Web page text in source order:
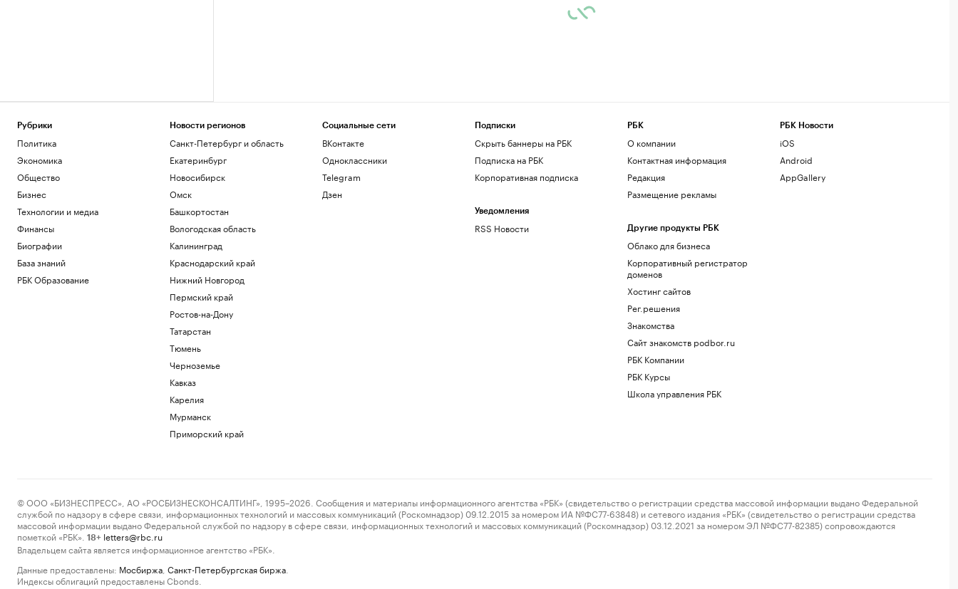
Рубрики
Политика
Экономика
Общество
Бизнес
Технологии и медиа
Финансы
Биографии
База знаний
РБК Образование
Новости регионов
Санкт-Петербург и область
Екатеринбург
Новосибирск
Омск
Башкортостан
Вологодская область
Калининград
Краснодарский край
Нижний Новгород
Пермский край
Ростов-на-Дону
Татарстан
Тюмень
Черноземье
Кавказ
Карелия
Мурманск
Приморский край
Социальные сети
ВКонтакте
Одноклассники
Telegram
Дзен
Подписки
Скрыть баннеры на РБК
Подписка на РБК
Корпоративная подписка
Уведомления
RSS Новости
РБК
О компании
Контактная информация
Редакция
Размещение рекламы
Другие продукты РБК
Облако для бизнеса
Корпоративный регистратор
доменов
Хостинг сайтов
Рег.решения
Знакомства
Сайт знакомств podbor.ru
РБК Компании
РБК Курсы
Школа управления РБК
РБК Новости
iOS
Android
AppGallery
© ООО «БИЗНЕСПРЕСС», АО «РОСБИЗНЕСКОНСАЛТИНГ», 1995–2026. Сообщения и материалы информационного агентства «РБК» (свидетельство о регистрации средства массовой информации выдано Федеральной
службой по надзору в сфере связи, информационных технологий и массовых коммуникаций (Роскомнадзор) 09.12.2015 за номером ИА №ФС77-63848) и сетевого издания «РБК» (свидетельство о регистрации средства
массовой информации выдано Федеральной службой по надзору в сфере связи, информационных технологий и массовых коммуникаций (Роскомнадзор) 03.12.2021 за номером ЭЛ №ФС77-82385) сопровождаются
пометкой «РБК».
18+ letters@rbc.ru
Владельцем сайта является информационное агентство «РБК».
Данные предоставлены: Мосбиржа Санкт-Петербургская биржа
Индексы облигаций предоставлены Cbonds.